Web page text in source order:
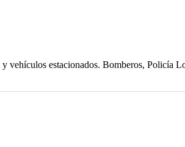
vehículos estacionados. Bomberos, Policía